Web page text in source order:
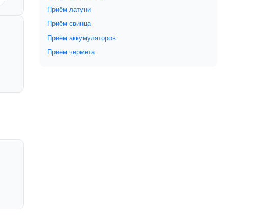
Приём латуни
Приём свинца
Приём аккумуляторов
Приём чермета